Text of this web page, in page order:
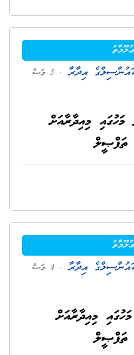
އިދާރާ
. 3 މަސް
މަހުގައި މިއިދާރާއަށް
ތަފްޞީލް
އިދާރާ
. 4 މަސް
މަހުގައި މިއިދާރާއަށް
ތަފްޞީލް